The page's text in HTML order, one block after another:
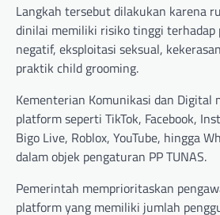
Langkah tersebut dilakukan karena
dinilai memiliki risiko tinggi terhadap
negatif, eksploitasi seksual,
praktik child grooming.
Kementerian Komunikasi dan Digital
platform seperti TikTok, Facebook,
Bigo Live, Roblox, YouTube, hingga
dalam objek pengaturan PP TUNAS.
Pemerintah memprioritaskan
platform yang memiliki jumlah